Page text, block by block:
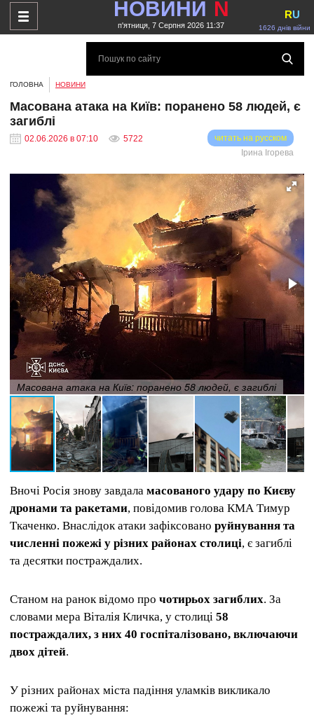
НОВИНИ N
п'ятниця, 7 Серпня 2026 11:37 1626 днів війни
RU
ГОЛОВНА НОВИНИ
Масована атака на Київ: поранено 58 людей, є
загиблі
02.06.2026 в 07:10 5722
читать на русском
Ірина Ігорева
Масована атака на Київ: поранено 58 людей, є загиблі
Вночі Росія знову завдала масованого удару по Києву
дронами та ракетами, повідомив голова КМА Тимур
Ткаченко. Внаслідок атаки зафіксовано руйнування та
численні пожежі у різних районах столиці, є загиблі
та десятки постраждалих.
Станом на ранок відомо про чотирьох загиблих. За
словами мера Віталія Кличка, у столиці 58
постраждалих, з них 40 госпіталізовано, включаючи
двох дітей.
У різних районах міста падіння уламків викликало
пожежі та руйнування: